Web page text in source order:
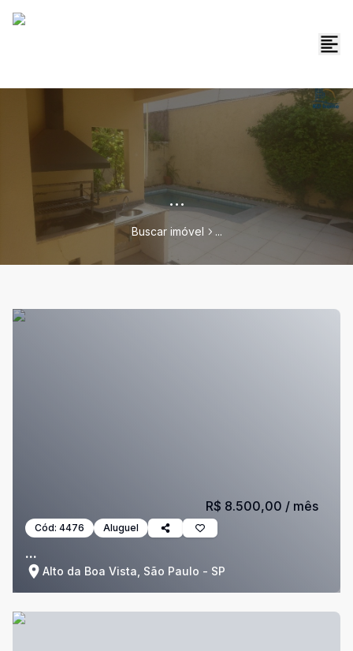
...
Buscar imóvel ...
Cód: 4476 Aluguel
...
Alto da Boa Vista, São Paulo - SP
R$ 8.500,00 / mês